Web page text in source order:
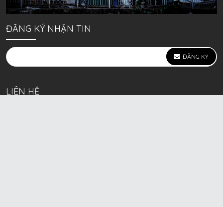
ĐĂNG KÝ NHẬN TIN
ĐĂNG KÝ
LIÊN HỆ